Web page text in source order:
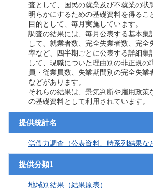
査として、国民の就業及び不就業の状
明らかにするための基礎資料を得るこ
目的として、毎月実施しています。
調査の結果には、毎月公表する基本集
して、就業者数、完全失業者数、完全
率など、四半期ごとに公表する詳細集
して、現職についた理由別の非正規の
員・従業員数、失業期間別の完全失業
などがあります。
それらの結果は、景気判断や雇用政策
の基礎資料として利用されています。
提供統計名
労働力調査（公表資料、時系列結果な
提供分類1
地域別結果（結果原表）